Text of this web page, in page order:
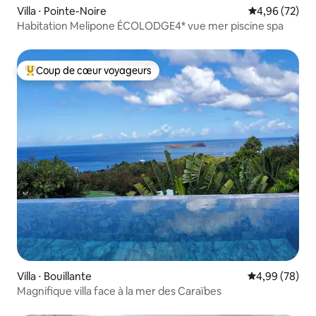
Villa ⋅ Pointe-Noire Évaluation
4,96 (72)
Habitation Melipone ÉCOLODGE4* vue mer piscine spa
Coups de cœur voyageurs les plus appréciés
Coup de cœur voyageurs
Villa ⋅ Bouillante Évaluation
4,99 (78)
Magnifique villa face à la mer des Caraïbes